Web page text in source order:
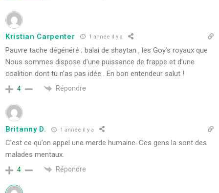
Kristian Carpenter 1 année il y a
Pauvre tache dégénéré ; balai de shaytan , les Goy’s royaux que
Nous sommes dispose d’une puissance de frappe et d’une
coalition dont tu n’as pas idée . En bon entendeur salut !
4 Répondre
Britanny D. 1 année il y a
C’est ce qu’on appel une merde humaine. Ces gens la sont des
malades mentaux.
4 Répondre